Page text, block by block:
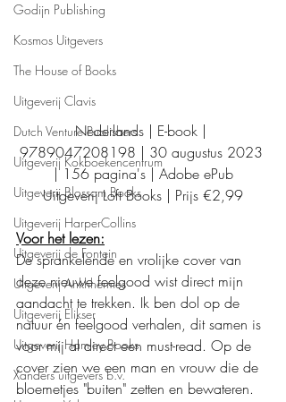
Godijn Publishing
Kosmos Uitgevers
The House of Books
Uitgeverij Clavis
Dutch Venture Publishers
Uitgeverij Kokboekencentrum
Uitgeverij Blossom Books
Uitgeverij HarperCollins
Uitgeverij de Fontein
Uitgeverij Ankhhermes
Uitgeverij Elikser
Uitgeverij Hamley Books
Xanders uitgevers b.v.
Nederlands | E-book |
9789047208198 | 30 augustus 2023
| 156 pagina's | Adobe ePub
Uitgeverij Loft Books | Prijs €2,99
Voor het lezen:
De sprankelende en vrolijke cover van
deze nieuwe feelgood wist direct mijn
aandacht te trekken. Ik ben dol op de
natuur én feelgood verhalen, dit samen is
voor mij al direct een must-read. Op de
cover zien we een man en vrouw die de
bloemetjes "buiten" zetten en bewateren.